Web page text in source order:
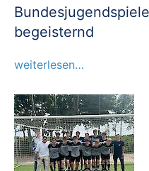
begeisternd
weiterlesen…